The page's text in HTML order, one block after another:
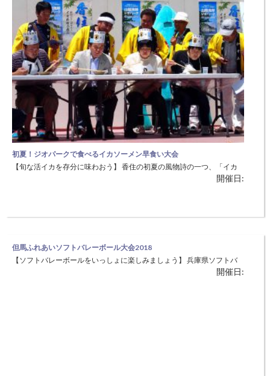
初夏！ジオパークで食べるイカソーメン早食い大会
【旬な活イカを存分に味わおう】 香住の初夏の風物詩の一つ、「イカ
ソーメン早食い大会」毎年大好評です！ 旬な活イカを存分に味わって
13：00 ◆場所：佐津海水浴場（香美町香住区訓谷） ●イカ
開催日:
但馬ふれあいソフトバレーボール大会2018
【ソフトバレーボールをいっしょに楽しみましょう】 兵庫県ソフトバ
レーボール連盟との共催により、但馬地域にとどまらないチームに参加
開催日: